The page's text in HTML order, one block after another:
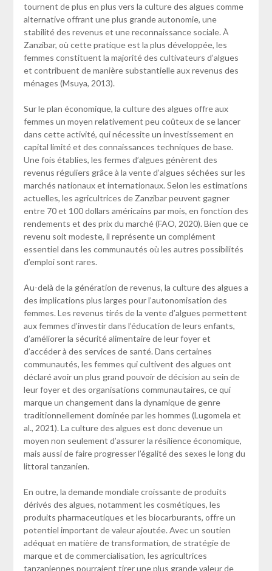
tournent de plus en plus vers la culture des algues comme
alternative offrant une plus grande autonomie, une
stabilité des revenus et une reconnaissance sociale. À
Zanzibar, où cette pratique est la plus développée, les
femmes constituent la majorité des cultivateurs d’algues
et contribuent de manière substantielle aux revenus des
ménages (Msuya, 2013).
Sur le plan économique, la culture des algues offre aux
femmes un moyen relativement peu coûteux de se lancer
dans cette activité, qui nécessite un investissement en
capital limité et des connaissances techniques de base.
Une fois établies, les fermes d’algues génèrent des
revenus réguliers grâce à la vente d’algues séchées sur les
marchés nationaux et internationaux. Selon les estimations
actuelles, les agricultrices de Zanzibar peuvent gagner
entre 70 et 100 dollars américains par mois, en fonction des
rendements et des prix du marché (FAO, 2020). Bien que ce
revenu soit modeste, il représente un complément
essentiel dans les communautés où les autres possibilités
d’emploi sont rares.
Au-delà de la génération de revenus, la culture des algues a
des implications plus larges pour l’autonomisation des
femmes. Les revenus tirés de la vente d’algues permettent
aux femmes d’investir dans l’éducation de leurs enfants,
d’améliorer la sécurité alimentaire de leur foyer et
d’accéder à des services de santé. Dans certaines
communautés, les femmes qui cultivent des algues ont
déclaré avoir un plus grand pouvoir de décision au sein de
leur foyer et des organisations communautaires, ce qui
marque un changement dans la dynamique de genre
traditionnellement dominée par les hommes (Lugomela et
al., 2021). La culture des algues est donc devenue un
moyen non seulement d’assurer la résilience économique,
mais aussi de faire progresser l’égalité des sexes le long du
littoral tanzanien.
En outre, la demande mondiale croissante de produits
dérivés des algues, notamment les cosmétiques, les
produits pharmaceutiques et les biocarburants, offre un
potentiel important de valeur ajoutée. Avec un soutien
adéquat en matière de transformation, de stratégie de
marque et de commercialisation, les agricultrices
tanzaniennes pourraient tirer une plus grande valeur de